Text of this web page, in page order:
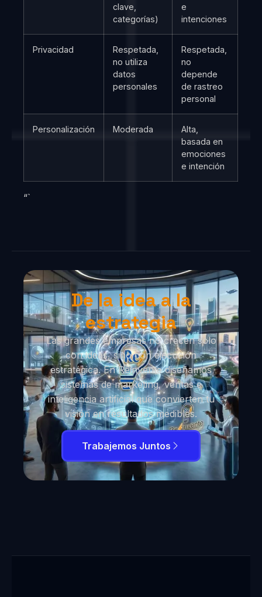
clave,
categorías)
e
intenciones
Privacidad
Respetada,
no utiliza
datos
personales
Respetada,
no
depende
de rastreo
personal
Personalización Moderada
Alta,
basada en
emociones
e intención
“`
De la idea a la
estrategia
Las grandes empresas no crecen solo
con ideas, sino con ejecución
estratégica. En Reinvente diseñamos
sistemas de marketing, ventas e
inteligencia artificial que convierten tu
visión en resultados medibles.
Trabajemos Juntos